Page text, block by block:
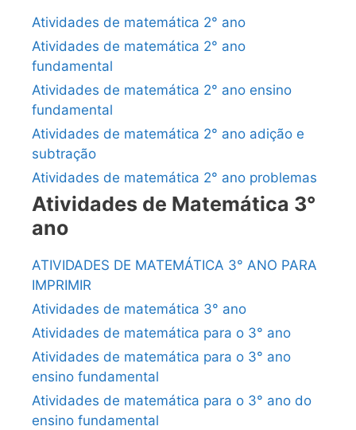
Atividades de matemática 2° ano
Atividades de matemática 2° ano
fundamental
Atividades de matemática 2° ano ensino
fundamental
Atividades de matemática 2° ano adição e
subtração
Atividades de matemática 2° ano problemas
Atividades de Matemática 3°
ano
ATIVIDADES DE MATEMÁTICA 3° ANO PARA
IMPRIMIR
Atividades de matemática 3° ano
Atividades de matemática para o 3° ano
Atividades de matemática para o 3° ano
ensino fundamental
Atividades de matemática para o 3° ano do
ensino fundamental